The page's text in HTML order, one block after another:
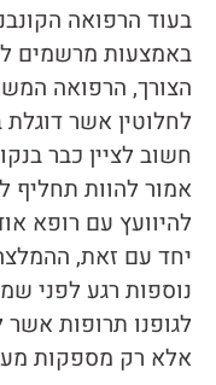
בעוד הרפואה
באמצעות מרשמים
הצורך, הרפואה
לחלוטין אשר
חשוב לציין כבר
אמור להוות תחליף
להיוועץ עם רופא
יחד עם זאת,
נוספות רגע לפני
לגופנו תרופות
אלא רק מספקות